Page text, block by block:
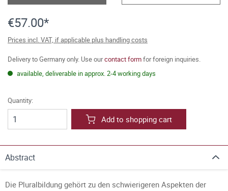
€57.00*
Prices incl. VAT, if applicable plus handling costs
Delivery to Germany only. Use ourcontact formfor foreign inquiries.
available, deliverable in approx. 2-4 working days
Quantity:
Add to shopping cart
Abstract
Die Pluralbildung gehört zu den schwierigeren Aspekten der